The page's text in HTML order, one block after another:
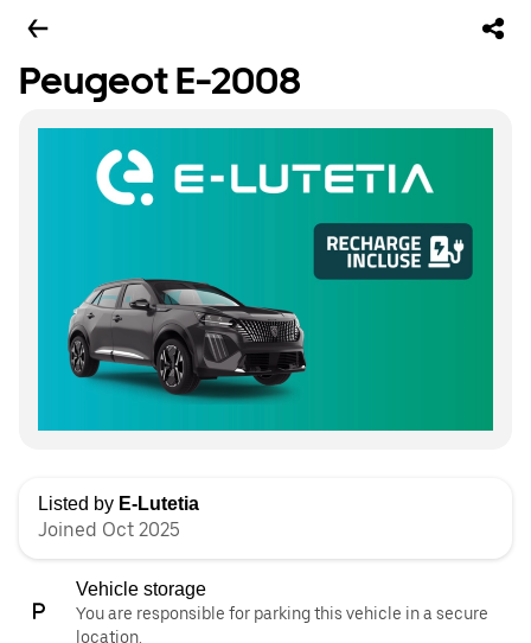
Peugeot E-2008
Listed by E-Lutetia
Joined Oct 2025
Vehicle storage
You are responsible for parking this vehicle in a secure
location.